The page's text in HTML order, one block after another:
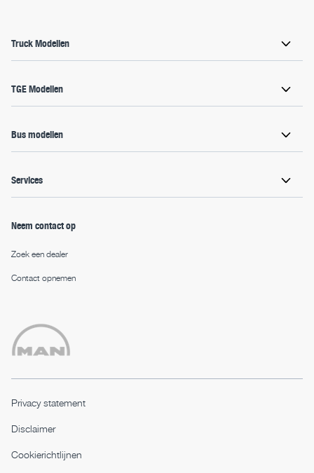
Truck Modellen
TGE Modellen
Bus modellen
Services
Neem contact op
Zoek een dealer
Contact opnemen
Privacy statement
Disclaimer
Cookierichtlijnen